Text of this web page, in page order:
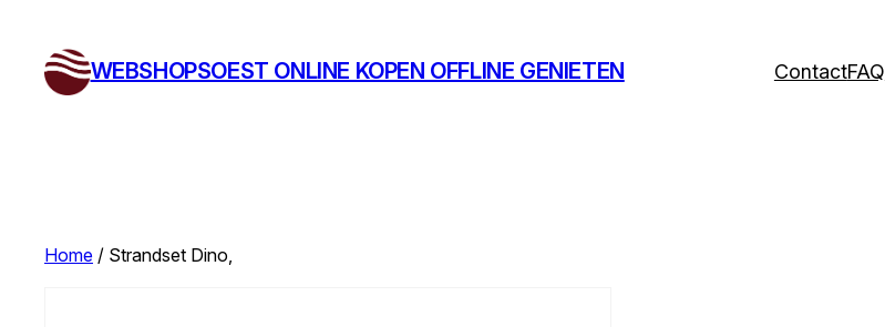
WEBSHOPSOEST ONLINE KOPEN OFFLINE GENIETEN ContactFAQ
Home / Strandset Dino,